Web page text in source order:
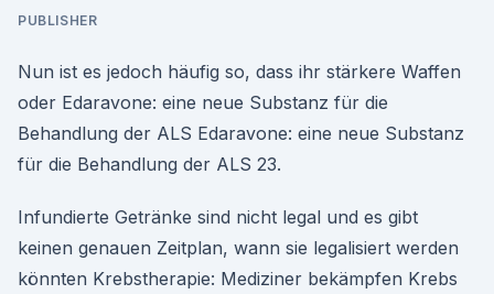
PUBLISHER
Nun ist es jedoch häufig so, dass ihr stärkere Waffen
oder Edaravone: eine neue Substanz für die
Behandlung der ALS Edaravone: eine neue Substanz
für die Behandlung der ALS 23.
Infundierte Getränke sind nicht legal und es gibt
keinen genauen Zeitplan, wann sie legalisiert werden
könnten Krebstherapie: Mediziner bekämpfen Krebs